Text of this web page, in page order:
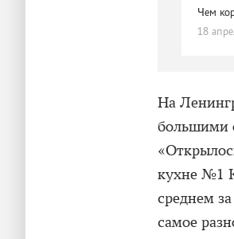
Чем
18
На
большими
кухне №1
среднем
самое